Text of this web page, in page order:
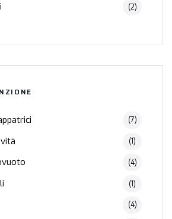
(2)
(7)
(1)
(4)
(1)
(4)